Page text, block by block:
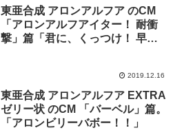
東亜合成 アロンアルフア のCM
「アロンアルフアイター！ 耐衝
撃」篇「君に、くっつけ！ 早
2019.12.16
東亜合成 アロンアルフア EXTRA
ゼリー状 のCM 「バーベル」篇。
「アロンビリーバボー！！」